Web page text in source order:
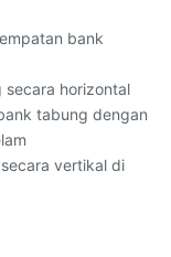
bank
secara horizontal
tabung dengan
vertikal di